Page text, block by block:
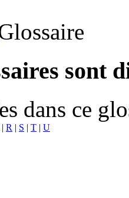
sont
dans ce
| R | S | T | U